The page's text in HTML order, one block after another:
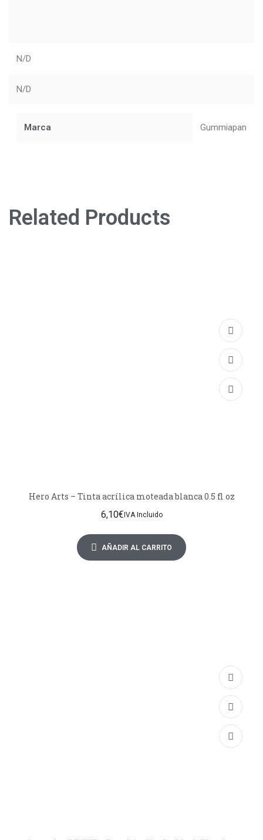
N/D
N/D
Marca Gummiapan
Related Products
Hero Arts – Tinta acrílica moteada blanca 0.5 fl oz
6,10€ IVA Incluido
AÑADIR AL CARRITO